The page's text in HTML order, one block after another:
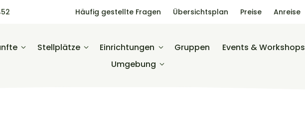
Häufig gestellte Fragen Übersichtsplan Preise Anreise
Stellplätze Einrichtungen Gruppen
Events & Workshops
Umgebung